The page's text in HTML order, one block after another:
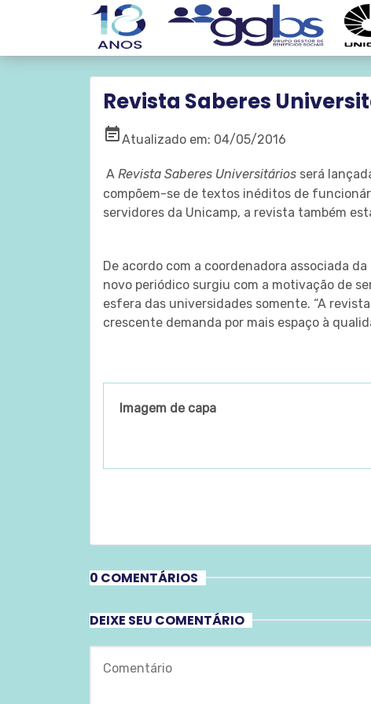
Revista Saberes
event_noteAtualizado em: 04/05/2016
A Revista Saberes Universitários será
compõem-se de textos inéditos de
servidores da Unicamp, a revista também
De acordo com a coordenadora associada
novo periódico surgiu com a motivação de
esfera das universidades somente. “A
crescente demanda por mais espaço à
Imagem de capa
0 COMENTÁRIOS
DEIXE SEU COMENTÁRIO